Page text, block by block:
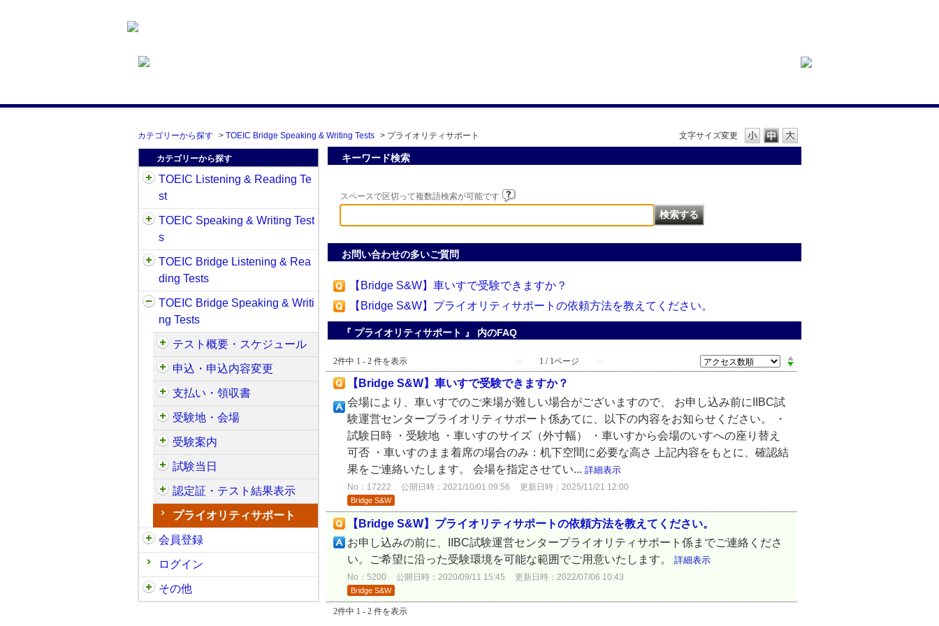
文字サイズ変更
カテゴリーから探す > TOEIC Bridge Speaking & Writing Tests > プライオリティサポート
カテゴリーから探す
TOEIC Listening & Reading Te
st
TOEIC Speaking & Writing Test
s
TOEIC Bridge Listening & Rea
ding Tests
TOEIC Bridge Speaking & Writi
ng Tests
テスト概要・スケジュール
申込・申込内容変更
支払い・領収書
受験地・会場
受験案内
試験当日
認定証・テスト結果表示
プライオリティサポート
会員登録
ログイン
その他
キーワード検索
スペースで区切って複数語検索が可能です
お問い合わせの多いご質問
【Bridge S&W】車いすで受験できますか？
【Bridge S&W】プライオリティサポートの依頼方法を教えてください。
『 プライオリティサポート 』 内のFAQ
2件中 1 - 2 件を表示 ≪ 1 / 1ページ ≫
【Bridge S&W】車いすで受験できますか？
会場により、車いすでのご来場が難しい場合がございますので、 お申し込み前にIIBC試
験運営センタープライオリティサポート係あてに、以下の内容をお知らせください。 ・
試験日時 ・受験地 ・車いすのサイズ（外寸幅） ・車いすから会場のいすへの座り替え
可否 ・車いすのまま着席の場合のみ：机下空間に必要な高さ 上記内容をもとに、確認結
果をご連絡いたします。 会場を指定させてい... 詳細表示
No：17222 公開日時：2021/10/01 09:56 更新日時：2025/11/21 12:00
Bridge S&W
【Bridge S&W】プライオリティサポートの依頼方法を教えてください。
お申し込みの前に、IIBC試験運営センタープライオリティサポート係までご連絡くださ
い。ご希望に沿った受験環境を可能な範囲でご用意いたします。 詳細表示
No：5200 公開日時：2020/09/11 15:45 更新日時：2022/07/06 10:43
Bridge S&W
2件中 1 - 2 件を表示